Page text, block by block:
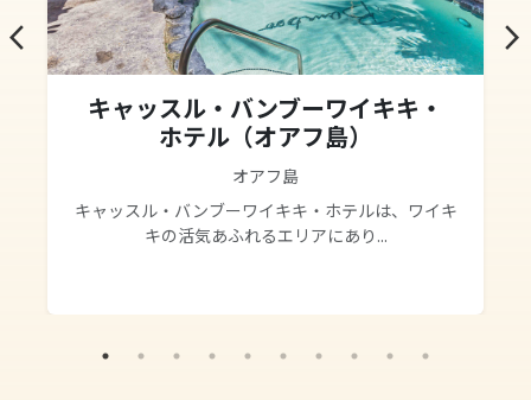
arrow_back_ios
キャッスル・バンブーワイキキ・
ホテル（オアフ島）
オアフ島
キャッスル・バンブーワイキキ・ホテルは、ワイキ
キの活気あふれるエリアにあり...
arrow_forward_ios